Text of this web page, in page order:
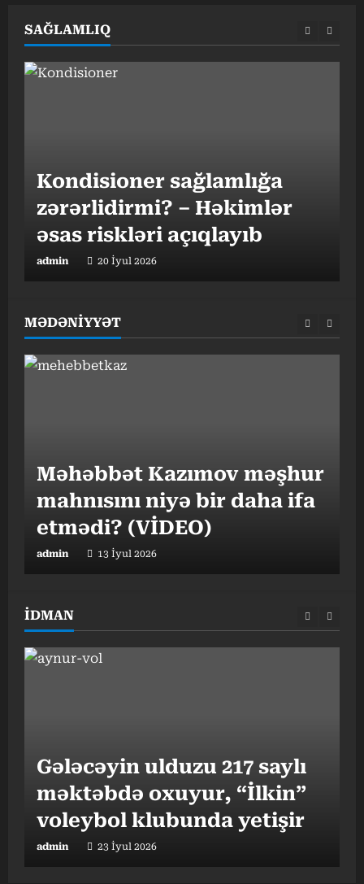
SAĞLAMLIQ
Kondisioner sağlamlığa
zərərlidirmi? – Həkimlər
əsas riskləri açıqlayıb
admin 20 İyul 2026
MƏDƏNİYYƏT
Məhəbbət Kazımov məşhur
mahnısını niyə bir daha ifa
etmədi? (VİDEO)
admin 13 İyul 2026
İDMAN
Gələcəyin ulduzu 217 saylı
məktəbdə oxuyur, “İlkin”
voleybol klubunda yetişir
admin 23 İyul 2026